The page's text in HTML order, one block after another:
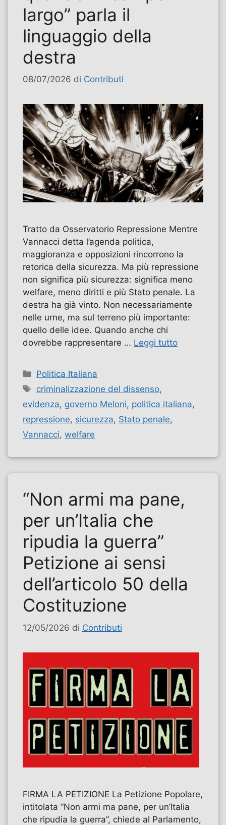
largo” parla il
linguaggio della
destra
08/07/2026 di Contributi
Tratto da Osservatorio Repressione Mentre
Vannacci detta l’agenda politica,
maggioranza e opposizioni rincorrono la
retorica della sicurezza. Ma più repressione
non significa più sicurezza: significa meno
welfare, meno diritti e più Stato penale. La
destra ha già vinto. Non necessariamente
nelle urne, ma sul terreno più importante:
quello delle idee. Quando anche chi
dovrebbe rappresentare … Leggi tutto
Categorie
Politica Italiana
Tag
criminalizzazione del dissenso,
evidenza, governo Meloni, politica italiana,
repressione, sicurezza, Stato penale,
Vannacci, welfare
“Non armi ma pane,
per un’Italia che
ripudia la guerra”
Petizione ai sensi
dell’articolo 50 della
Costituzione
12/05/2026 di Contributi
FIRMA LA PETIZIONE La Petizione Popolare,
intitolata “Non armi ma pane, per un’Italia
che ripudia la guerra”, chiede al Parlamento,